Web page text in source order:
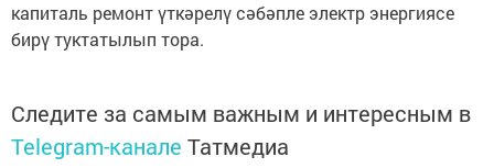
капиталь ремонт үткәрелү сәбәпле электр энергиясе
бирү туктатылып тора.
Следите за самым важным и интересным в
Telegram-канале Татмедиа